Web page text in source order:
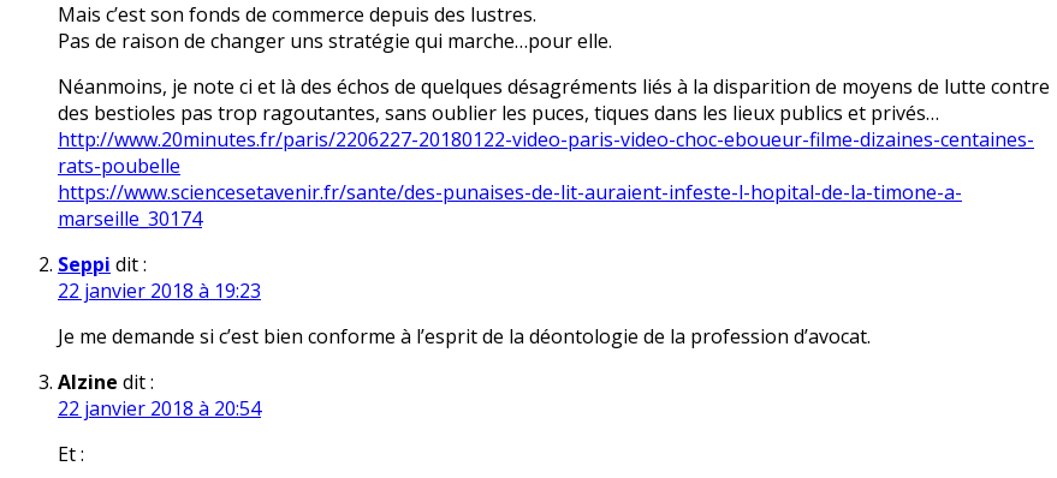
Mais c’est son fonds de commerce depuis des lustres.
Pas de raison de changer uns stratégie qui marche…pour elle.
Néanmoins, je note ci et là des échos de quelques désagréments liés à la disparition de moyens de lutte contre
des bestioles pas trop ragoutantes, sans oublier les puces, tiques dans les lieux publics et privés…
http://www.20minutes.fr/paris/2206227-20180122-video-paris-video-choc-eboueur-filme-dizaines-centaines-
rats-poubelle
https://www.sciencesetavenir.fr/sante/des-punaises-de-lit-auraient-infeste-l-hopital-de-la-timone-a-
marseille_30174
Seppi dit :
22 janvier 2018 à 19:23
Je me demande si c’est bien conforme à l’esprit de la déontologie de la profession d’avocat.
Alzine dit :
22 janvier 2018 à 20:54
Et :